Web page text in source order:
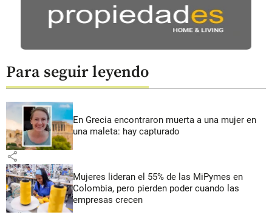
Para seguir leyendo
En Grecia encontraron muerta a una mujer en
una maleta: hay capturado
share
Mujeres lideran el 55% de las MiPymes en
Colombia, pero pierden poder cuando las
empresas crecen